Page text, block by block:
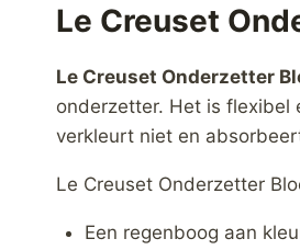
Le Creuset
Le Creuset Onderzetter
onderzetter. Het is flexibel
verkleurt niet en
Le Creuset Onderzetter
Een regenboog aan